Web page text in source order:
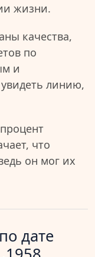
жизни.
качества,
по
и
линию,
что
он мог их
дате